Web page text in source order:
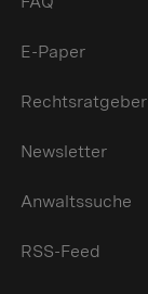
E-Paper
Rechtsratgeber
Newsletter
Anwaltssuche
RSS-Feed